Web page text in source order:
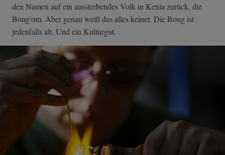
den Namen auf ein aussterbendes Volk in Kenia zurück, die
Bong'om. Aber genau weiß das alles keiner. Die Bong ist
jedenfalls alt. Und ein Kulturgut.